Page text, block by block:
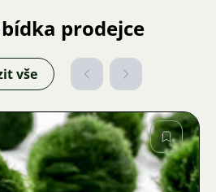
prodejce
vše